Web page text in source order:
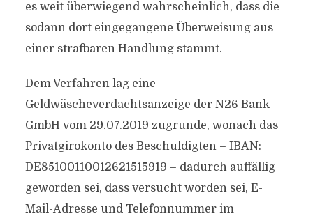
es weit überwiegend wahrscheinlich, dass die
sodann dort eingegangene Überweisung aus
einer strafbaren Handlung stammt.
Dem Verfahren lag eine
Geldwäscheverdachtsanzeige der N26 Bank
GmbH vom 29.07.2019 zugrunde, wonach das
Privatgirokonto des Beschuldigten – IBAN:
DE85100110012621515919 – dadurch auffällig
geworden sei, dass versucht worden sei, E-
Mail-Adresse und Telefonnummer im